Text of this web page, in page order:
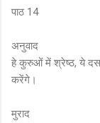
पाठ 14
अनुवाद
हे कुरुओं में श्रेष्ठ, ये दस
करेंगे।
मुराद